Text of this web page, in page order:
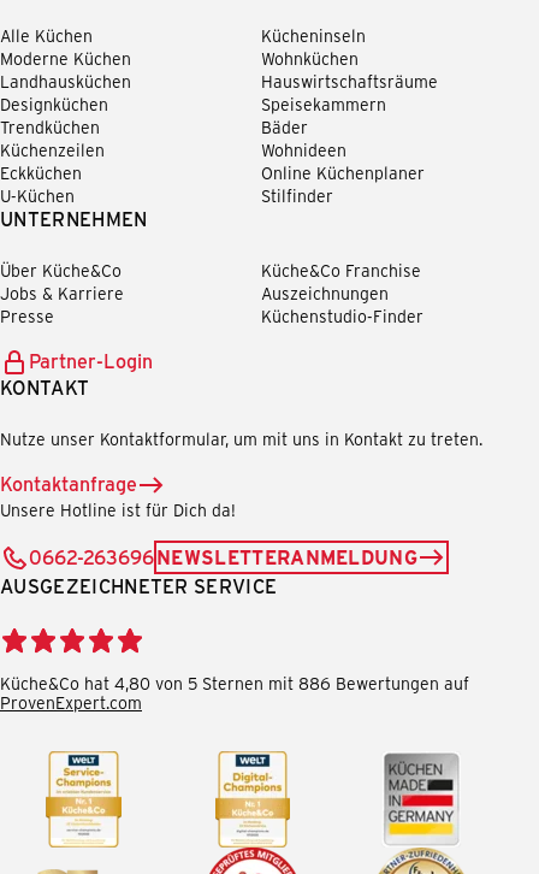
Alle Küchen
Moderne Küchen
Landhausküchen
Designküchen
Trendküchen
Küchenzeilen
Eckküchen
U-Küchen
Kücheninseln
Wohnküchen
Hauswirtschaftsräume
Speisekammern
Bäder
Wohnideen
Online Küchenplaner
Stilfinder
UNTERNEHMEN
Über Küche&Co
Jobs & Karriere
Presse
Küche&Co Franchise
Auszeichnungen
Küchenstudio-Finder
Partner-Login
KONTAKT
Nutze unser Kontaktformular, um mit uns in Kontakt zu treten.
Kontaktanfrage
Unsere Hotline ist für Dich da!
0662-263696NEWSLETTERANMELDUNG
AUSGEZEICHNETER SERVICE
Küche&Co hat 4,80 von 5 Sternen mit 886 Bewertungen auf
ProvenExpert.com